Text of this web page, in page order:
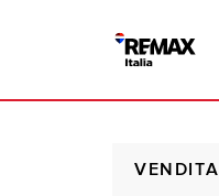
VENDITA